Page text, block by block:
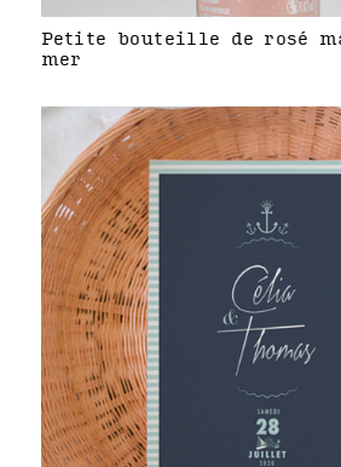
Petite bouteille de rosé
mer